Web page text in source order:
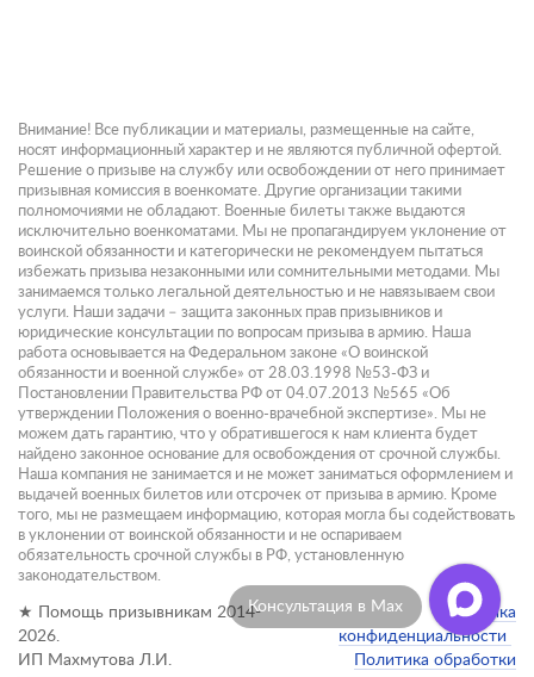
Консультация в Max
Внимание! Все публикации и материалы, размещенные на сайте,
носят информационный характер и не являются публичной офертой.
Решение о призыве на службу или освобождении от него принимает
призывная комиссия в военкомате. Другие организации такими
полномочиями не обладают. Военные билеты также выдаются
исключительно военкоматами. Мы не пропагандируем уклонение от
воинской обязанности и категорически не рекомендуем пытаться
избежать призыва незаконными или сомнительными методами. Мы
занимаемся только легальной деятельностью и не навязываем свои
услуги. Наши задачи – защита законных прав призывников и
юридические консультации по вопросам призыва в армию. Наша
работа основывается на Федеральном законе «О воинской
обязанности и военной службе» от 28.03.1998 №53-ФЗ и
Постановлении Правительства РФ от 04.07.2013 №565 «Об
утверждении Положения о военно-врачебной экспертизе». Мы не
можем дать гарантию, что у обратившегося к нам клиента будет
найдено законное основание для освобождения от срочной службы.
Наша компания не занимается и не может заниматься оформлением и
выдачей военных билетов или отсрочек от призыва в армию. Кроме
того, мы не размещаем информацию, которая могла бы содействовать
в уклонении от воинской обязанности и не оспариваем
обязательность срочной службы в РФ, установленную
законодательством.
★ Помощь призывникам 2014-
2026.
ИП Махмутова Л.И.
Политика
конфиденциальности
Политика обработки